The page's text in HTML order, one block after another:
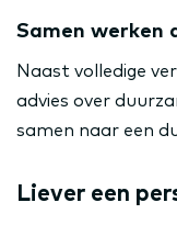
Samen werken
Naast volledige
advies over
samen naar een
Liever een